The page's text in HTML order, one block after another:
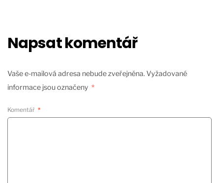
Napsat komentář
Vaše e-mailová adresa nebude zveřejněna.Vyžadované
informace jsou označeny *
Komentář *